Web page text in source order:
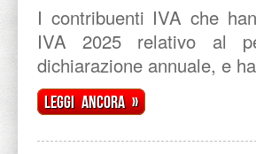
I contribuenti IVA che
IVA 2025 relativo al
dichiarazione annuale, e
Leggi ancora »